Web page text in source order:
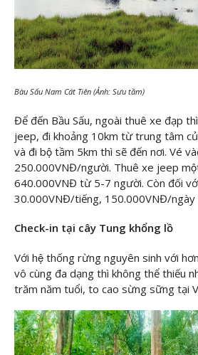
Bàu Sấu Nam Cát Tiên (Ảnh: Sưu tầm)
Để đến Bầu Sấu, ngoài thuê xe đạp
jeep, đi khoảng 10km từ trung tâm
và đi bộ tầm 5km thì sẽ đến nơi. Vé
250.000VNĐ/người. Thuê xe jeep
640.000VNĐ từ 5-7 người. Còn đối
30.000VNĐ/tiếng, 150.000VNĐ/ngày
Check-in tại cây Tung khổng lồ
Với hệ thống rừng nguyên sinh với
vô cùng đa dạng thì không thể thiếu
trăm năm tuổi, to cao sừng sững tại